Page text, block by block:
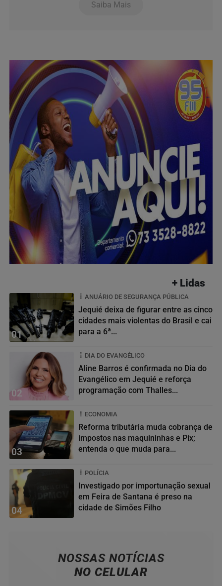
Saiba Mais
+ Lidas
01
ANUÁRIO DE SEGURANÇA PÚBLICA
Jequié deixa de figurar entre as cinco
cidades mais violentas do Brasil e cai
para a 6ª...
02
DIA DO EVANGÉLICO
Aline Barros é confirmada no Dia do
Evangélico em Jequié e reforça
programação com Thalles...
03
ECONOMIA
Reforma tributária muda cobrança de
impostos nas maquininhas e Pix;
entenda o que muda para...
04
POLÍCIA
Investigado por importunação sexual
em Feira de Santana é preso na
cidade de Simões Filho
NOSSAS NOTÍCIAS
NO CELULAR